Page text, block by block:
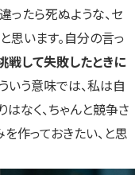
ったら死ぬような、セ
思います。自分の言っ
戦して失敗したときに
いう意味では、私は自
なく、ちゃんと競争さ
作っておきたい、と思